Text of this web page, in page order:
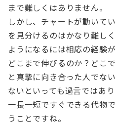
まで難しくはありません。
しかし、チャートが動いて
を見分けるのはかなり難し
ようになるには相応の経験
どこまで伸びるのか？どこ
と真摯に向き合った人でな
ないといっても過言ではあり
一長一短ですぐできる代物
うことですね。